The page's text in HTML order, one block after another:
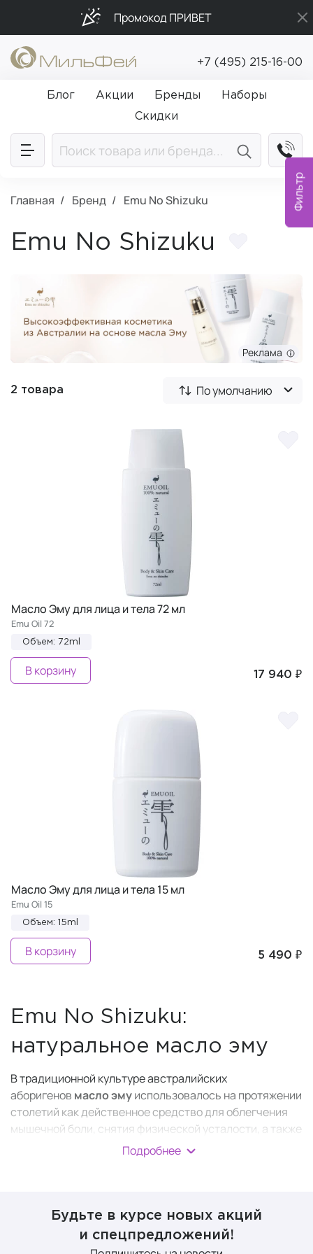
Фильтр
Промокод ПРИВЕТ
Бесплатная доставка от 5 000₽
Подарки в каждый заказ от 5 000₽
+7 (495) 215-16-00
Блог Акции Бренды
Наборы
Скидки
Главная Бренд Emu No Shizuku
Emu No Shizuku
Реклама
2 товара По умолчанию
Масло Эму для лица и тела 72 мл
Emu Oil 72
Объем: 72ml
17 940 ₽
В корзину
Масло Эму для лица и тела 15 мл
Emu Oil 15
Объем: 15ml
5 490 ₽
В корзину
Emu No Shizuku:
натуральное масло эму
В традиционной культуре австралийских
аборигенов масло эмуиспользовалось на протяжении
столетий как действенное средство для облегчения
мышечной боли, снятия физической усталости, а также
для лечения кожных заболеваний, ран и травм.
Научные изыскания показали, что это масло обладает
получило сертификацию Австралийской
администрации по лекарствам TGA, что
Подробнее
Будьте в курсе новых акций
и спецпредложений!